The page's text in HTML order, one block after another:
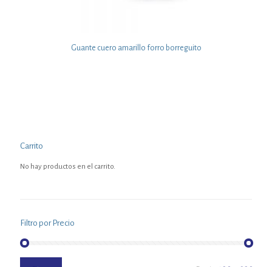
Guante cuero amarillo forro borreguito
Carrito
No hay productos en el carrito.
Filtro por Precio